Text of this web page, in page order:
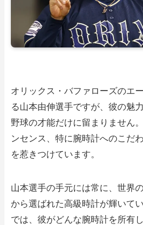
オリックス・バファローズのエ
る山本由伸選手ですが、彼の魅
野球の才能だけに留まりません
ンセンス、特に腕時計へのこだ
を惹きつけています。
山本選手の手元には常に、世界
から選ばれた高級時計が輝いて
では、彼がどんな腕時計を所有